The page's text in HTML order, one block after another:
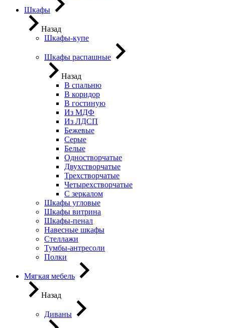
Шкафы
Назад
Шкафы-купе
Шкафы распашные
Назад
В спальню
В коридор
В гостиную
Из МДФ
Из ЛДСП
Бежевые
Серые
Белые
Одностворчатые
Двухстворчатые
Трехстворчатые
Четырехстворчатые
С зеркалом
Шкафы угловые
Шкафы витрина
Шкафы-пенал
Навесные шкафы
Стеллажи
Тумбы-антресоли
Полки
Мягкая мебель
Назад
Диваны